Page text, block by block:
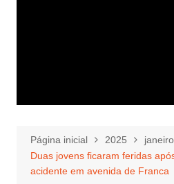
Página inicial 2025 janeiro
Duas jovens ficaram feridas
acidente em avenida de Franca